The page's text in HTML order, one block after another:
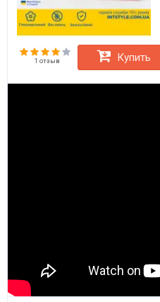
1 отзыв Купить